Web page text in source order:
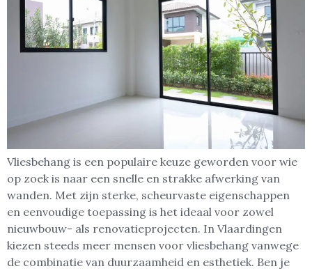
Vliesbehang is een populaire keuze geworden voor wie
op zoek is naar een snelle en strakke afwerking van
wanden. Met zijn sterke, scheurvaste eigenschappen
en eenvoudige toepassing is het ideaal voor zowel
nieuwbouw- als renovatieprojecten. In Vlaardingen
kiezen steeds meer mensen voor vliesbehang vanwege
de combinatie van duurzaamheid en esthetiek. Ben je